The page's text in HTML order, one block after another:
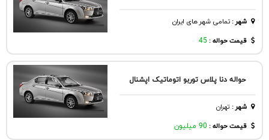
شهر:تمامی شهر های ایران
قیمت حواله :45
حواله دنا پلاس توربو اتوماتیک اپشنال
شهر: تهران
قیمت حواله : 90 میلیون